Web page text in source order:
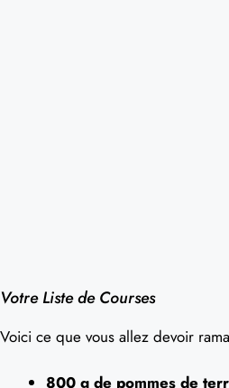
Votre Liste de Courses
Voici ce que vous allez devoir
800 g de pommes de